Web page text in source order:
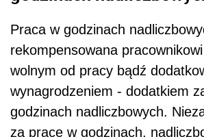
Praca w godzinach
rekompensowana
wolnym od pracy bądź
wynagrodzeniem - dodatkiem
godzinach nadliczbowych.
za pracę w godzinach,